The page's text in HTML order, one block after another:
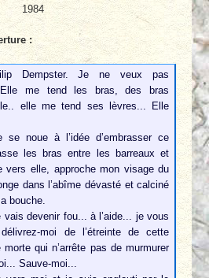
1984
:
Dempster. Je ne veux pas
Elle me tend les bras, des bras
elle me tend ses lèvres... Elle
noue à l’idée d’embrasser ce
les bras entre les barreaux et
vers elle, approche mon visage du
dans l’abîme dévasté et calciné
bouche.
vais devenir fou... à l’aide... je vous
moi de l’étreinte de cette
qui n’arrête pas de murmurer
Sauve-moi...